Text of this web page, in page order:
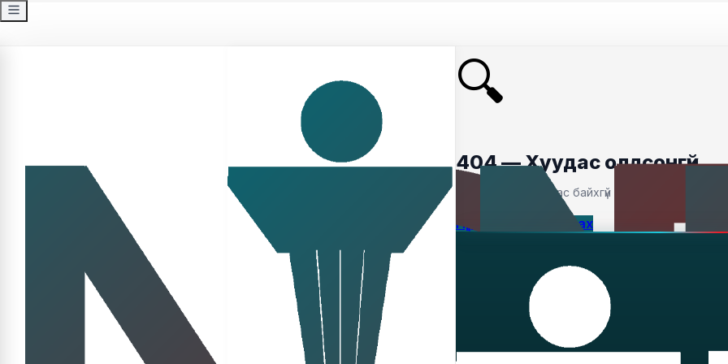
🔍
404 — Хуудас олдсонгүй
Таны хайсан хуудас байхгүй байна.
Нүүр хуудас руу буцах